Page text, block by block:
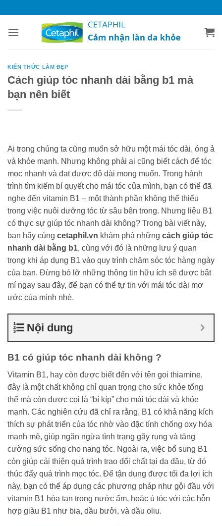
nội
KIẾN THỨC LÀM ĐẸP
Cách giúp tóc nhanh dài bằng b1 mà
bạn nên biết
Ai trong chúng ta cũng muốn sở hữu một mái tóc dài, óng ả
và khỏe mạnh. Nhưng không phải ai cũng biết cách để tóc
mọc nhanh và đạt được độ dài mong muốn. Trong hành
trình tìm kiếm bí quyết cho mái tóc của mình, bạn có thể đã
nghe đến vitamin B1 – một thành phần không thể thiếu
trong việc nuôi dưỡng tóc từ sâu bên trong. Nhưng liệu B1
có thực sự giúp tóc nhanh dài không? Trong bài viết này,
bạn hãy cùng cetaphil.vn khám phá những cách giúp tóc
nhanh dài bằng b1, cùng với đó là những lưu ý quan
trọng khi áp dụng B1 vào quy trình chăm sóc tóc hàng ngày
của bạn. Đừng bỏ lỡ những thông tin hữu ích sẽ được bật
mí ngay sau đây, để bạn có thể tự tin với mái tóc dài mơ
ước của mình nhé.
Nội dung
B1 có giúp tóc nhanh dài không ?
Vitamin B1, hay còn được biết đến với tên gọi thiamine,
đây là một chất không chỉ quan trọng cho sức khỏe tổng
thể mà còn được coi là “bí kíp” cho mái tóc dài và khỏe
mạnh. Các nghiên cứu đã chỉ ra rằng, B1 có khả năng kích
thích sự phát triển của tóc nhờ vào đặc tính chống oxy hóa
mạnh mẽ, giúp ngăn ngừa tình trạng gãy rụng và tăng
cường sức sống cho nang tóc. Ngoài ra, việc bổ sung B1
còn giúp cải thiện quá trình trao đổi chất tại da đầu, từ đó
thúc đẩy quá trình mọc tóc. Để tận dụng được tối đa lợi ích
này, bạn có thể áp dụng các phương pháp như gội đầu với
vitamin B1 hòa tan trong nước ấm, hoặc ủ tóc với các hỗn
hợp giàu B1 như bia, dầu bưởi, và dầu oliu.